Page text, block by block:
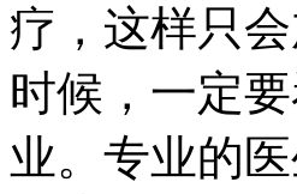
疗，这样只
时候，一定
业。专业的